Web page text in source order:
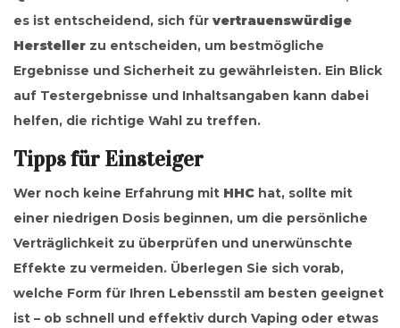
es ist entscheidend, sich für vertrauenswürdige
Hersteller zu entscheiden, um bestmögliche
Ergebnisse und Sicherheit zu gewährleisten. Ein Blick
auf Testergebnisse und Inhaltsangaben kann dabei
helfen, die richtige Wahl zu treffen.
Tipps für Einsteiger
Wer noch keine Erfahrung mit HHC hat, sollte mit
einer niedrigen Dosis beginnen, um die persönliche
Verträglichkeit zu überprüfen und unerwünschte
Effekte zu vermeiden. Überlegen Sie sich vorab,
welche Form für Ihren Lebensstil am besten geeignet
ist – ob schnell und effektiv durch Vaping oder etwas